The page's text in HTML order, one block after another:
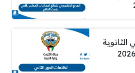
الثانوية
العامة في الكويت 2026